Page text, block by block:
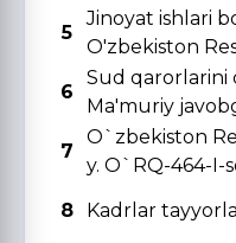
5
Jinoyat ishlari
O'zbekiston
6
Sud qarorlarini
Ma'muriy
7
O`zbekiston
y. O`RQ-464-I-
8
Kadrlar